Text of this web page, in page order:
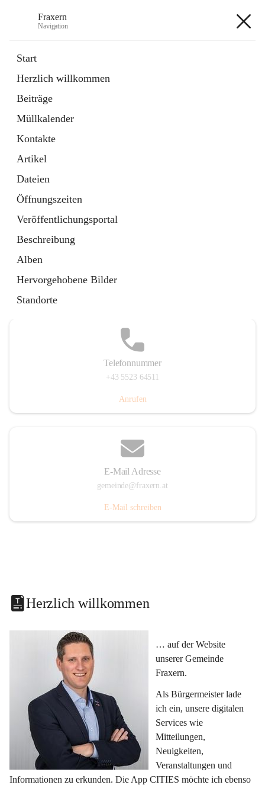
Fraxern
Navigation
Start
Herzlich willkommen
Beiträge
Müllkalender
Kontakte
Artikel
Dateien
Öffnungszeiten
Veröffentlichungsportal
Beschreibung
Alben
Hervorgehobene Bilder
Standorte
Ordner
in
Tab
Formulare
Artikel
öffnet
in
neuem
Tab
Telefonnummer
+43 5523 64511
Anrufen
E-Mail Adresse
gemeinde@fraxern.at
E-Mail schreiben
Herzlich willkommen
… auf der Website
unserer Gemeinde
Fraxern.
Als Bürgermeister lade
ich ein, unsere digitalen
Services wie
Mitteilungen,
Neuigkeiten,
Veranstaltungen und
Informationen zu erkunden. Die App CITIES möchte ich ebenso